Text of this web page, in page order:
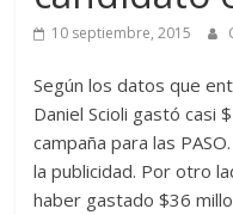
10 septiembre, 2015
Según los datos que
Daniel Scioli gastó casi
campaña para las
la publicidad. Por otro
haber gastado $36